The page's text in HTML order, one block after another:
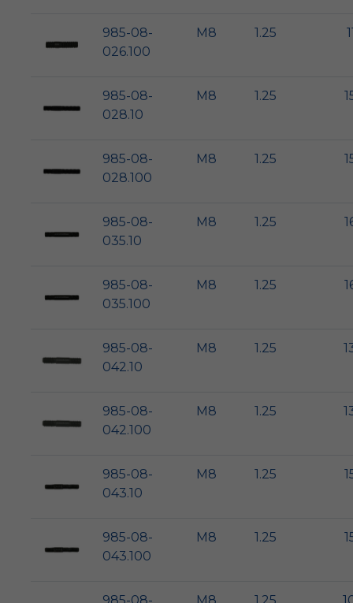
985-08-
026.100
M8 1.25
985-08-
028.10
M8 1.25
985-08-
028.100
M8 1.25
985-08-
035.10
M8 1.25
985-08-
035.100
M8 1.25
985-08-
042.10
M8 1.25
985-08-
042.100
M8 1.25
985-08-
043.10
M8 1.25
985-08-
043.100
M8 1.25